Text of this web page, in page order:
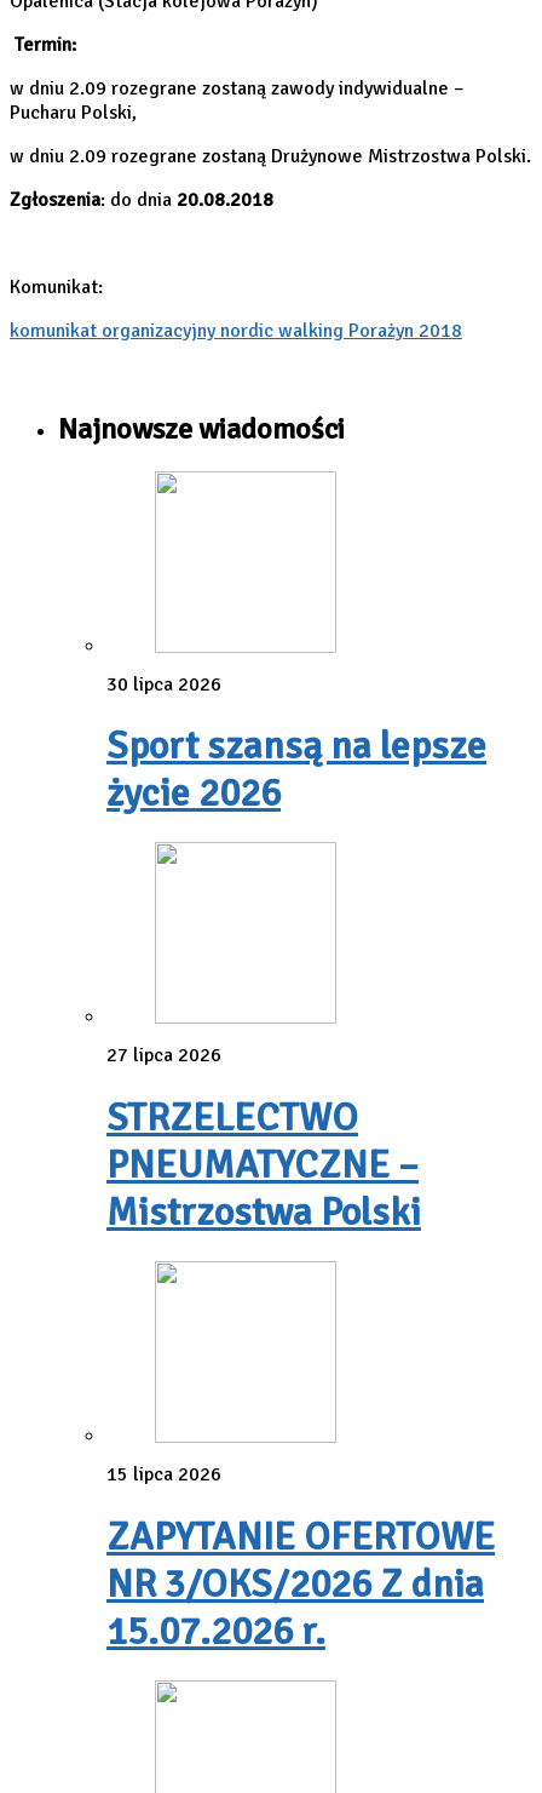
Termin:
w dniu 2.09 rozegrane zostaną zawody indywidualne –
Pucharu Polski,
w dniu 2.09 rozegrane zostaną Drużynowe Mistrzostwa Polski.
Zgłoszenia: do dnia 20.08.2018
Komunikat:
komunikat organizacyjny nordic walking Porażyn 2018
Najnowsze wiadomości
30 lipca 2026
Sport szansą na lepsze
życie 2026
27 lipca 2026
STRZELECTWO
PNEUMATYCZNE –
Mistrzostwa Polski
15 lipca 2026
ZAPYTANIE OFERTOWE
NR 3/OKS/2026 Z dnia
15.07.2026 r.